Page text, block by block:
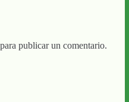
publicar un comentario.